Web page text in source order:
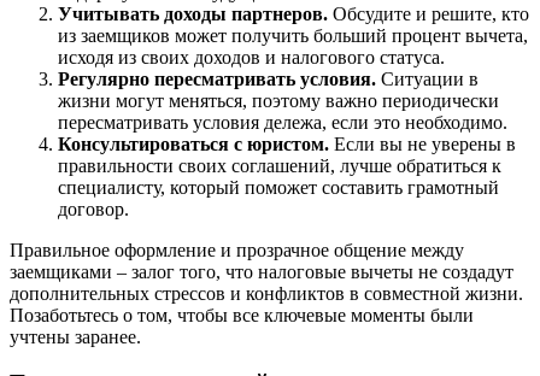
Учитывать доходы партнеров. Обсудите и решите, кто
из заемщиков может получить больший процент вычета,
исходя из своих доходов и налогового статуса.
Регулярно пересматривать условия. Ситуации в
жизни могут меняться, поэтому важно периодически
пересматривать условия дележа, если это необходимо.
Консультироваться с юристом. Если вы не уверены в
правильности своих соглашений, лучше обратиться к
специалисту, который поможет составить грамотный
договор.
Правильное оформление и прозрачное общение между
заемщиками – залог того, что налоговые вычеты не создадут
дополнительных стрессов и конфликтов в совместной жизни.
Позаботьтесь о том, чтобы все ключевые моменты были
учтены заранее.